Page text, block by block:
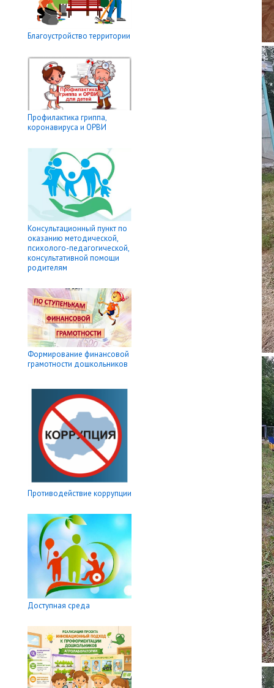
Благоустройство территории
Профилактика гриппа,
коронавируса и ОРВИ
Консультационный пункт по
оказанию методической,
психолого-педагогической,
консультативной помощи
родителям
Формирование финансовой
грамотности дошкольников
Противодействие коррупции
Доступная среда